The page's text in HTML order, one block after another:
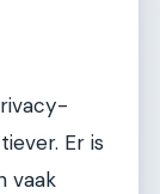
Er is
vaak